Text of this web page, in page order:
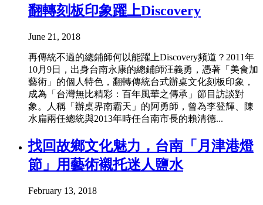
翻轉刻板印象躍上Discovery
June 21, 2018
再傳統不過的總鋪師何以能躍上Discovery頻道？2011年
10月9日，出身台南永康的總鋪師汪義勇，憑著「美食加
藝術」的個人特色，翻轉傳統台式辦桌文化刻板印象，
成為「台灣無比精彩：百年風華之傳承」節目訪談對
象。人稱「辦桌界南霸天」的阿勇師，曾為李登輝、陳
水扁兩任總統與2013年時任台南市長的賴清德...
找回故鄉文化魅力，台南「月津港燈
節」用藝術襯托迷人鹽水
February 13, 2018